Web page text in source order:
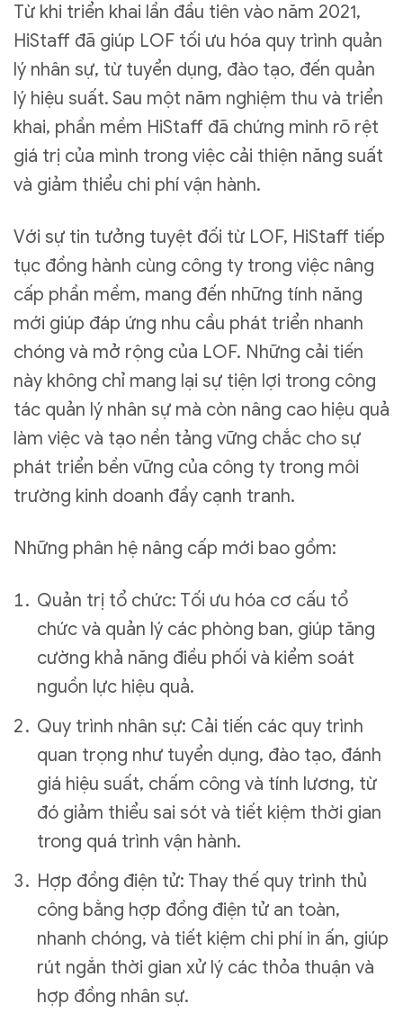
Từ khi triển khai lần đầu tiên vào năm 2021,
HiStaff đã giúp LOF tối ưu hóa quy trình quản
lý nhân sự, từ tuyển dụng, đào tạo, đến quản
lý hiệu suất. Sau một năm nghiệm thu và triển
khai, phần mềm HiStaff đã chứng minh rõ rệt
giá trị của mình trong việc cải thiện năng suất
và giảm thiểu chi phí vận hành.
Với sự tin tưởng tuyệt đối từ LOF, HiStaff tiếp
tục đồng hành cùng công ty trong việc nâng
cấp phần mềm, mang đến những tính năng
mới giúp đáp ứng nhu cầu phát triển nhanh
chóng và mở rộng của LOF. Những cải tiến
này không chỉ mang lại sự tiện lợi trong công
tác quản lý nhân sự mà còn nâng cao hiệu quả
làm việc và tạo nền tảng vững chắc cho sự
phát triển bền vững của công ty trong môi
trường kinh doanh đầy cạnh tranh.
Những phân hệ nâng cấp mới bao gồm:
Quản trị tổ chức: Tối ưu hóa cơ cấu tổ
chức và quản lý các phòng ban, giúp tăng
cường khả năng điều phối và kiểm soát
nguồn lực hiệu quả.
Quy trình nhân sự: Cải tiến các quy trình
quan trọng như tuyển dụng, đào tạo, đánh
giá hiệu suất, chấm công và tính lương, từ
đó giảm thiểu sai sót và tiết kiệm thời gian
trong quá trình vận hành.
Hợp đồng điện tử: Thay thế quy trình thủ
công bằng hợp đồng điện tử an toàn,
nhanh chóng, và tiết kiệm chi phí in ấn, giúp
rút ngắn thời gian xử lý các thỏa thuận và
hợp đồng nhân sự.